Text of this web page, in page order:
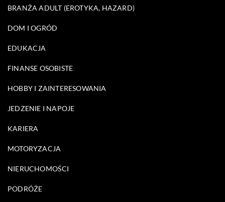
BRANŻA ADULT (EROTYKA, HAZARD)
DOM I OGRÓD
EDUKACJA
FINANSE OSOBISTE
HOBBY I ZAINTERESOWANIA
JEDZENIE I NAPOJE
KARIERA
MOTORYZACJA
NIERUCHOMOŚCI
PODRÓŻE